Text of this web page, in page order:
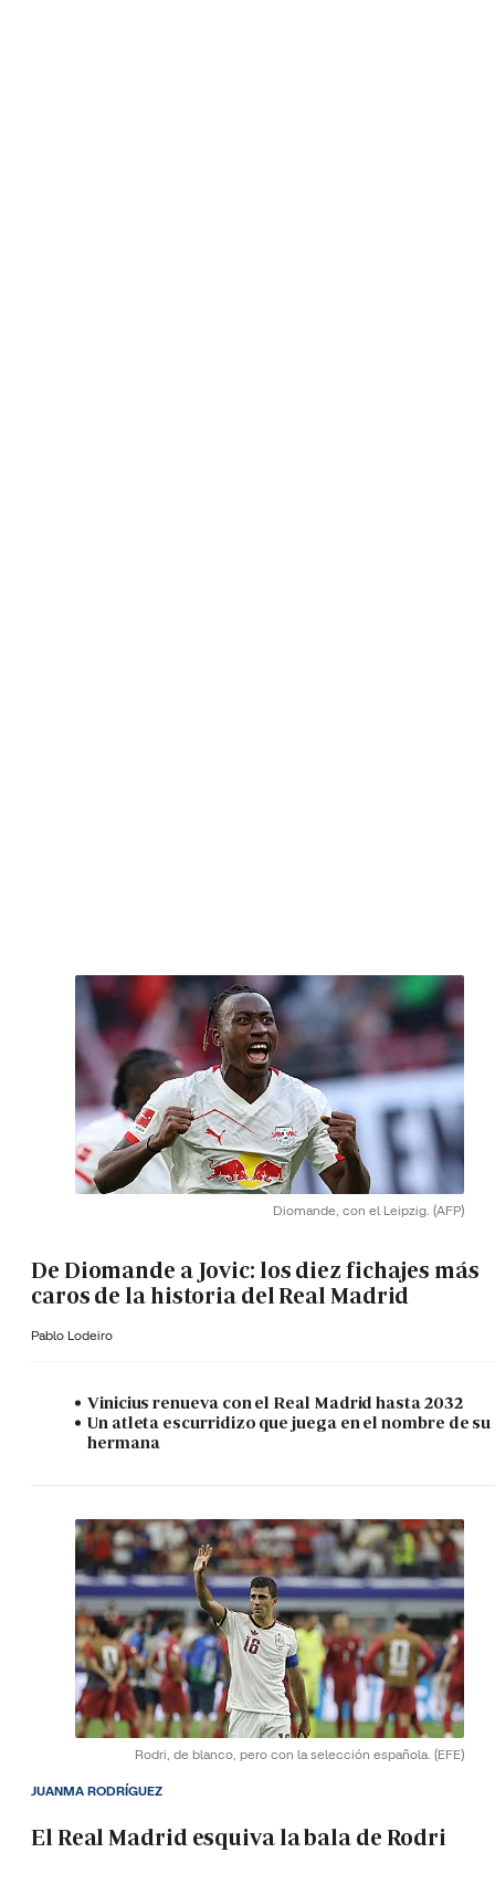
Diomande, con el Leipzig. (AFP)
De Diomande a Jovic: los diez fichajes más
caros de la historia del Real Madrid
Pablo Lodeiro
Vinicius renueva con el Real Madrid hasta 2032
Un atleta escurridizo que juega en el nombre de su
hermana
Rodri, de blanco, pero con la selección española. (EFE)
El Real Madrid esquiva la bala de Rodri
JUANMA RODRÍGUEZ